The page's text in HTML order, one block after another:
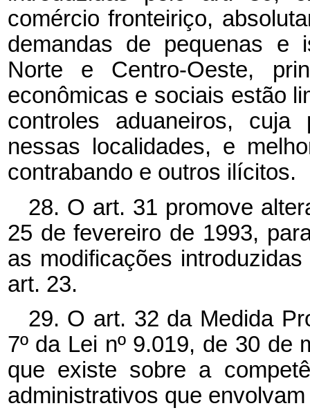
comércio fronteiriço,
demandas de pequenas e
Norte e Centro-Oeste,
econômicas e sociais estão
controles aduaneiros,
nessas localidades, e
contrabando e outros ilícitos.
28. O art. 31 promove
25 de fevereiro de 1993,
as modificações
art. 23.
29. O art. 32 da Medida
7º da Lei nº 9.019, de 30 de
que existe sobre a
administrativos que